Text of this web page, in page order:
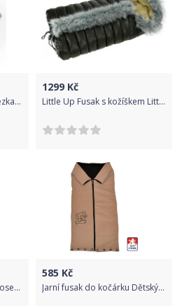
Fusák, spacáček, kombinézka do autosedačky nebo kočárku Ouškou s minky - šedý
1299 Kč
Little Up Fusak s kožíškem LittleUp Eskimo Bee
Zimní zavinovačka do autosedačky Dětský svět modrá s výšivkou
585 Kč
Jarní fusak do kočárku Dětský svět Benjamín béžový se Slonem